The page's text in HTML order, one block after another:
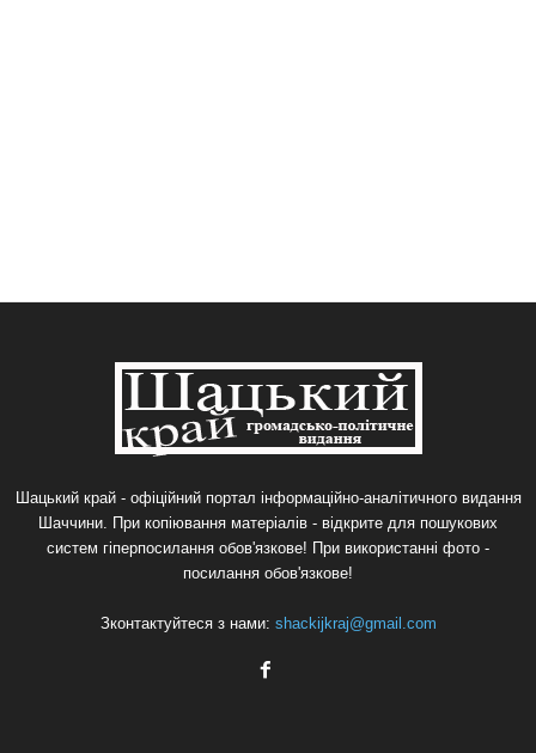
Шацький край - офіційний портал інформаційно-аналітичного видання
Шаччини. При копіювання матеріалів - відкрите для пошукових
систем гіперпосилання обов'язкове! При використанні фото -
посилання обов'язкове!
Зконтактуйтеся з нами: shackijkraj@gmail.com